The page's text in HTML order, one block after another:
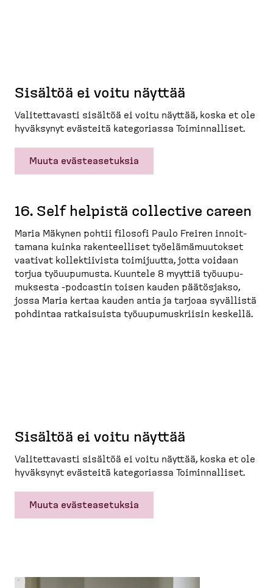
Sisältöä ei voitu näyttää
Valitet­tavasti sisältöä ei voitu näyttää, koska et ole
hyväksynyt evästeitä katego­riassa Toimin­nalliset.
Muuta evästeasetuksia
16. Self helpistä collective careen
Maria Mäkynen pohtii filosofi Paulo Freiren innoit­
tamana kuinka rakenteelliset työelä­mä­muu­tokset
vaativat kollek­tiivista toimijuutta, jotta voidaan
torjua työuupumusta. Kuuntele 8 myyttiä työuupu­
muksesta -​podcastin toisen kauden päätösjakso,
jossa Maria kertaa kauden antia ja tarjoaa syvällistä
pohdintaa ratkai­suista työuupu­mus­kriisin keskellä.
Sisältöä ei voitu näyttää
Valitet­tavasti sisältöä ei voitu näyttää, koska et ole
hyväksynyt evästeitä katego­riassa Toimin­nalliset.
Muuta evästeasetuksia